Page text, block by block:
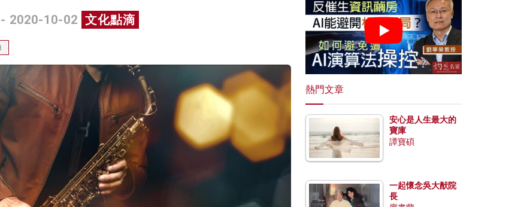
- 2020-10-02 文化點滴
熱門文章
安心是人生最大的
寶庫
譚寶碩
一起懷念吳大猷院
長